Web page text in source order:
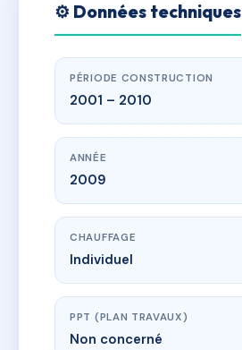
⚙️ Données techniques
PÉRIODE CONSTRUCTION
2001 – 2010
ANNÉE
2009
CHAUFFAGE
Individuel
PPT (PLAN TRAVAUX)
Non concerné